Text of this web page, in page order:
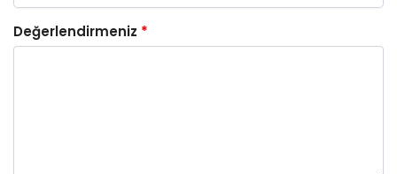
Değerlendirmeniz *